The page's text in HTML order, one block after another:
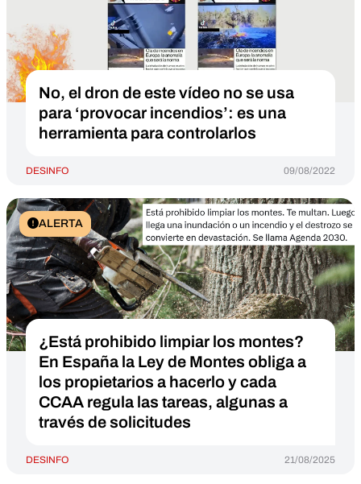
No, el dron de este vídeo no se usa
para ‘provocar incendios’: es una
herramienta para controlarlos
DESINFO 09/08/2022
ALERTA
¿Está prohibido limpiar los montes?
En España la Ley de Montes obliga a
los propietarios a hacerlo y cada
CCAA regula las tareas, algunas a
través de solicitudes
DESINFO 21/08/2025